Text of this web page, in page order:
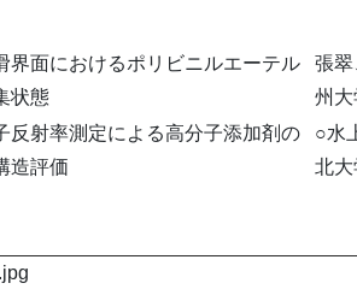
界面におけるポリビニルエーテル
状態
張
州
反射率測定による高分子添加剤の
造評価
○水
北